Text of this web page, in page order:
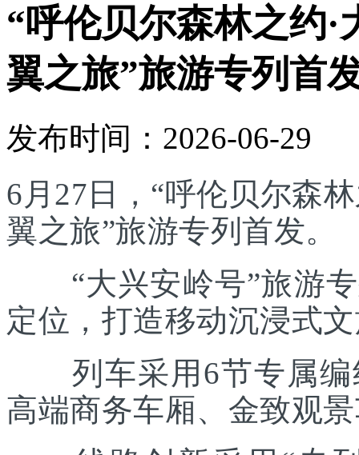
“呼伦贝尔森林之约·
翼之旅”旅游专列首
发布时间：2026-06-29
6月27日，“呼伦贝尔森
翼之旅”旅游专列首发。
“大兴安岭号”旅游专
定位，打造移动沉浸式
列车采用6节专属编
高端商务车厢、金致观